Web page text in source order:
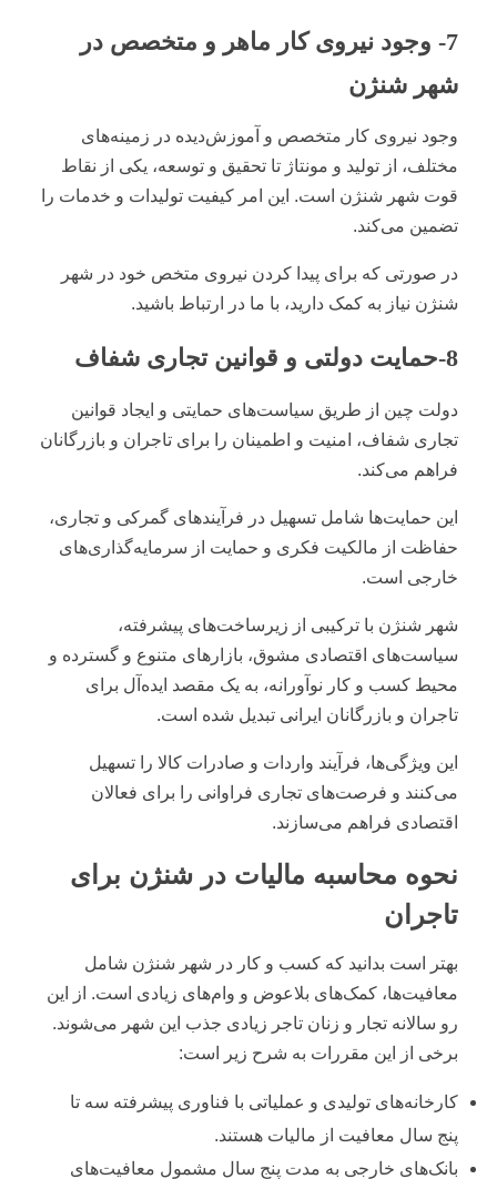
7- وجود نیروی کار ماهر و متخصص در
شهر شنژن
وجود نیروی کار متخصص و آموزش‌دیده در زمینه‌های
مختلف، از تولید و مونتاژ تا تحقیق و توسعه، یکی از نقاط
قوت شهر شنژن است. این امر کیفیت تولیدات و خدمات را
تضمین می‌کند.
در صورتی که برای پیدا کردن نیروی متخص خود در شهر
شنژن نیاز به کمک دارید، با ما در ارتباط باشید.
8-حمایت دولتی و قوانین تجاری شفاف
دولت چین از طریق سیاست‌های حمایتی و ایجاد قوانین
تجاری شفاف، امنیت و اطمینان را برای تاجران و بازرگانان
فراهم می‌کند.
این حمایت‌ها شامل تسهیل در فرآیندهای گمرکی و تجاری،
حفاظت از مالکیت فکری و حمایت از سرمایه‌گذاری‌های
خارجی است.
شهر شنژن با ترکیبی از زیرساخت‌های پیشرفته،
سیاست‌های اقتصادی مشوق، بازارهای متنوع و گسترده و
محیط کسب و کار نوآورانه، به یک مقصد ایده‌آل برای
تاجران و بازرگانان ایرانی تبدیل شده است.
این ویژگی‌ها، فرآیند واردات و صادرات کالا را تسهیل
می‌کنند و فرصت‌های تجاری فراوانی را برای فعالان
اقتصادی فراهم می‌سازند.
نحوه محاسبه مالیات در شنژن برای
تاجران
بهتر است بدانید که کسب و کار در شهر شنژن شامل
معافیت‌ها، کمک‌های بلاعوض و وام‌های زیادی است. از این
رو سالانه تجار و زنان تاجر زیادی جذب این شهر می‌شوند.
برخی از این مقررات به شرح زیر است:
کارخانه‌های تولیدی و عملیاتی با فناوری پیشرفته سه تا
پنج سال معافیت از مالیات هستند.
بانک‌های خارجی به مدت پنج سال مشمول معافیت‌های